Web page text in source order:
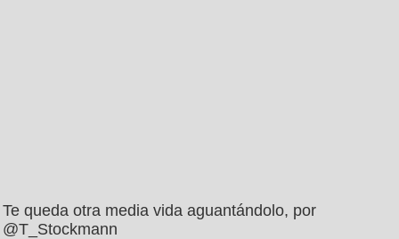
Te queda otra media vida aguantándolo, por
@T_Stockmann